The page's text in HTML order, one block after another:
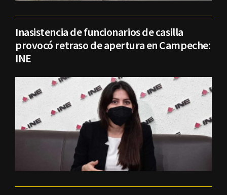
Inasistencia de funcionarios de casilla
provocó retraso de apertura en Campeche:
INE